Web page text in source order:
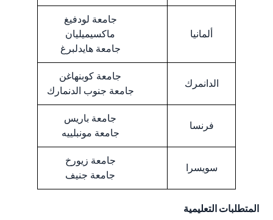
ألمانيا
جامعة لودفيغ
ماكسيميليان
جامعة هايدلبرغ
الدانمرك
جامعة كوبنهاغن
جامعة جنوب الدنمارك
فرنسا
جامعة باريس
جامعة مونبلييه
سويسرا
جامعة زيورخ
جامعة جنيف
المتطلبات التعليمية